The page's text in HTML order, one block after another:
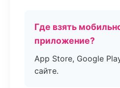
Где взять
приложение?
App Store, Google
сайте.